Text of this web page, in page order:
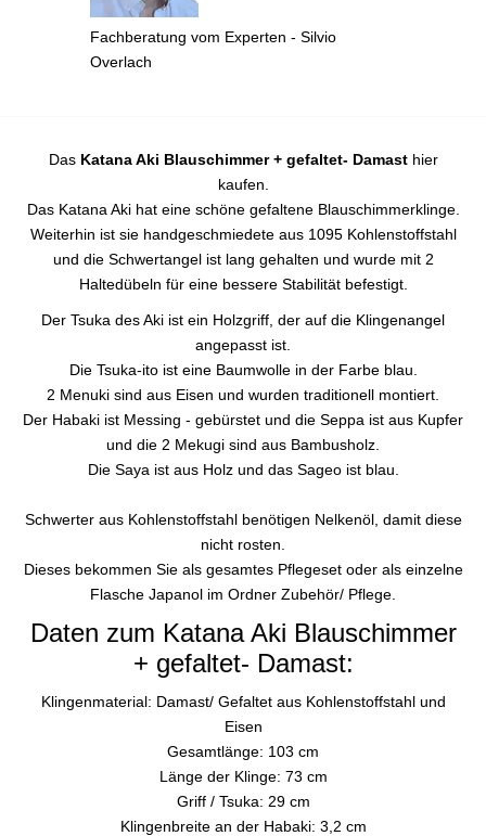
Fachberatung vom Experten - Silvio
Overlach
Das Katana Aki Blauschimmer + gefaltet- Damasthier
kaufen.
Das Katana Aki hat eine schöne gefaltene Blauschimmerklinge.
Weiterhin ist sie handgeschmiedete aus 1095 Kohlenstoffstahl
und die Schwertangel ist lang gehalten und wurde mit 2
Haltedübeln für eine bessere Stabilität befestigt.
Der Tsuka des Aki ist ein Holzgriff, der auf die Klingenangel
angepasst ist.
Die Tsuka-ito ist eine Baumwolle in der Farbe blau.
2 Menuki sind aus Eisen und wurden traditionell montiert.
Der Habaki ist Messing - gebürstet und die Seppa ist aus Kupfer
und die 2 Mekugi sind aus Bambusholz.
Die Saya ist aus Holz und das Sageo ist blau.
Schwerter aus Kohlenstoffstahl benötigen Nelkenöl, damit diese
nicht rosten.
Dieses bekommen Sie als gesamtes Pflegeset oder als einzelne
Flasche Japanol im Ordner Zubehör/ Pflege.
Daten zum Katana Aki Blauschimmer
+ gefaltet- Damast:
Klingenmaterial: Damast/ Gefaltet aus Kohlenstoffstahl und
Eisen
Gesamtlänge: 103 cm
Länge der Klinge: 73 cm
Griff / Tsuka: 29 cm
Klingenbreite an der Habaki: 3,2 cm